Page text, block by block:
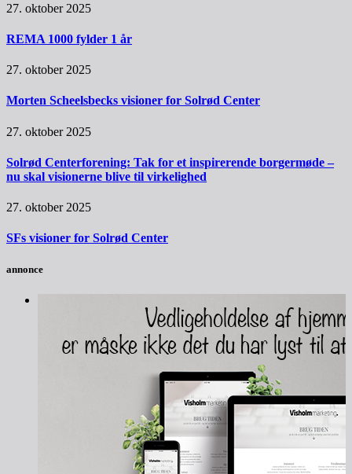
27. oktober 2025
REMA 1000 fylder 1 år
27. oktober 2025
Morten Scheelsbecks visioner for Solrød Center
27. oktober 2025
Solrød Centerforening: Tak for et inspirerende borgermøde –
nu skal visionerne blive til virkelighed
27. oktober 2025
SFs visioner for Solrød Center
annonce